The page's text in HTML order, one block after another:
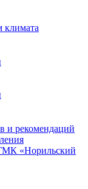
климата
и рекомендаций
«Норильский